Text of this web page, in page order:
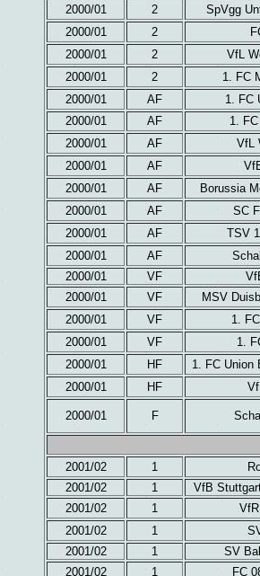
2000/01 2
SpVgg
2000/01
2
2000/01
2
VfL
2000/01
2
1. FC
2000/01
AF
1. FC
2000/01
AF
1.
2000/01
AF
VfL
2000/01
AF
2000/01
AF
Borussia
2000/01
AF
SC
2000/01
AF
TSV
2000/01
AF
2000/01
VF
2000/01
VF
MSV
2000/01
VF
1.
2000/01
VF
1.
2000/01
HF
1. FC Union
2000/01
HF
2000/01 F
2001/02 1
2001/02
1
VfB
2001/02
1
2001/02
1
2001/02
1
SV
2001/02
1
FC